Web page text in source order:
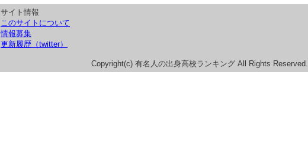
サイト情報
このサイトについて
情報募集
更新履歴（twitter）
Copyright(c) 有名人の出身高校ランキング All Rights Reserved.